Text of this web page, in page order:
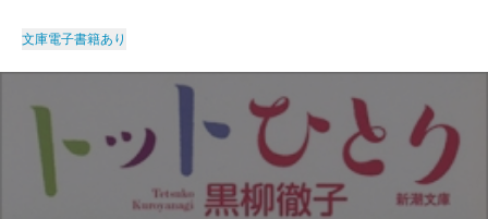
文庫電子書籍あり